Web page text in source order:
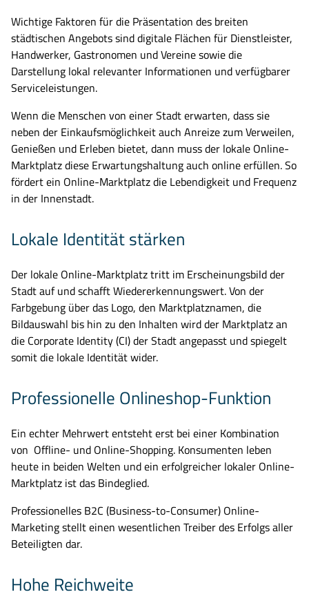
Wichtige Faktoren für die Präsentation des breiten
städtischen Angebots sind digitale Flächen für Dienstleister,
Handwerker, Gastronomen und Vereine sowie die
Darstellung lokal relevanter Informationen und verfügbarer
Serviceleistungen.
Wenn die Menschen von einer Stadt erwarten, dass sie
neben der Einkaufsmöglichkeit auch Anreize zum Verweilen,
Genießen und Erleben bietet, dann muss der lokale Online-
Marktplatz diese Erwartungshaltung auch online erfüllen. So
fördert ein Online-Marktplatz die Lebendigkeit und Frequenz
in der Innenstadt.
Lokale Identität stärken
Der lokale Online-Marktplatz tritt im Erscheinungsbild der
Stadt auf und schafft Wiedererkennungswert. Von der
Farbgebung über das Logo, den Marktplatznamen, die
Bildauswahl bis hin zu den Inhalten wird der Marktplatz an
die Corporate Identity (CI) der Stadt angepasst und spiegelt
somit die lokale Identität wider.
Professionelle Onlineshop-Funktion
Ein echter Mehrwert entsteht erst bei einer Kombination
von Offline- und Online-Shopping. Konsumenten leben
heute in beiden Welten und ein erfolgreicher lokaler Online-
Marktplatz ist das Bindeglied.
Professionelles B2C (Business-to-Consumer) Online-
Marketing stellt einen wesentlichen Treiber des Erfolgs aller
Beteiligten dar.
Hohe Reichweite